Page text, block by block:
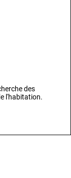
des
l'habitation.